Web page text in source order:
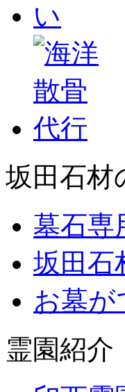
坂田石材
墓石専
坂田石
お墓
霊園紹介